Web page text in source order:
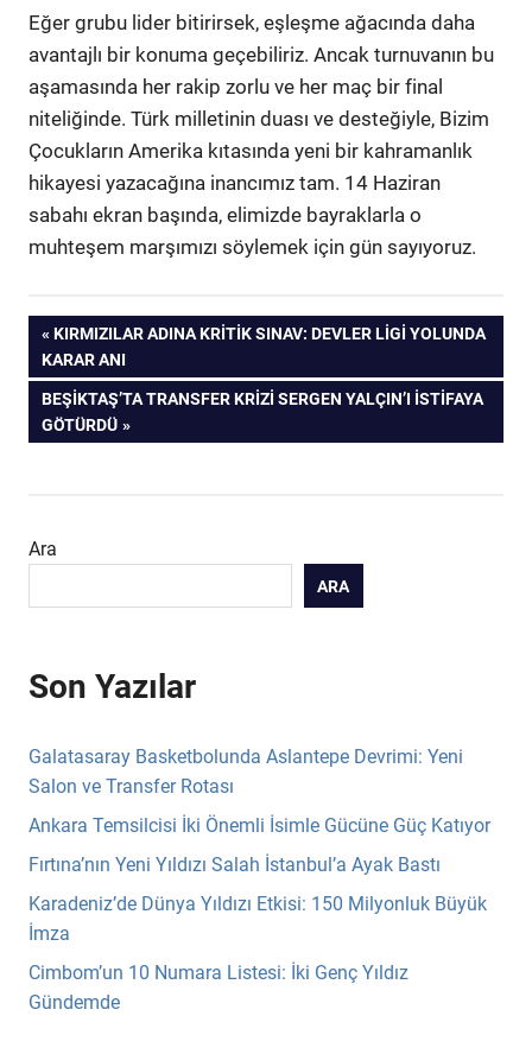
Eğer grubu lider bitirirsek, eşleşme ağacında daha
avantajlı bir konuma geçebiliriz. Ancak turnuvanın bu
aşamasında her rakip zorlu ve her maç bir final
niteliğinde. Türk milletinin duası ve desteğiyle, Bizim
Çocukların Amerika kıtasında yeni bir kahramanlık
hikayesi yazacağına inancımız tam. 14 Haziran
sabahı ekran başında, elimizde bayraklarla o
muhteşem marşımızı söylemek için gün sayıyoruz.
Yazı
gezinmesi
ÖNCEKI
YAZI:
KIRMIZILAR ADINA KRITIK SINAV: DEVLER LIGI YOLUNDA
KARAR ANI
SONRAKI
YAZI:
BEŞIKTAŞ’TA TRANSFER KRIZI SERGEN YALÇIN’I İSTIFAYA
GÖTÜRDÜ
Ara
ARA
Son Yazılar
Galatasaray Basketbolunda Aslantepe Devrimi: Yeni
Salon ve Transfer Rotası
Ankara Temsilcisi İki Önemli İsimle Gücüne Güç Katıyor
Fırtına’nın Yeni Yıldızı Salah İstanbul’a Ayak Bastı
Karadeniz’de Dünya Yıldızı Etkisi: 150 Milyonluk Büyük
İmza
Cimbom’un 10 Numara Listesi: İki Genç Yıldız
Gündemde